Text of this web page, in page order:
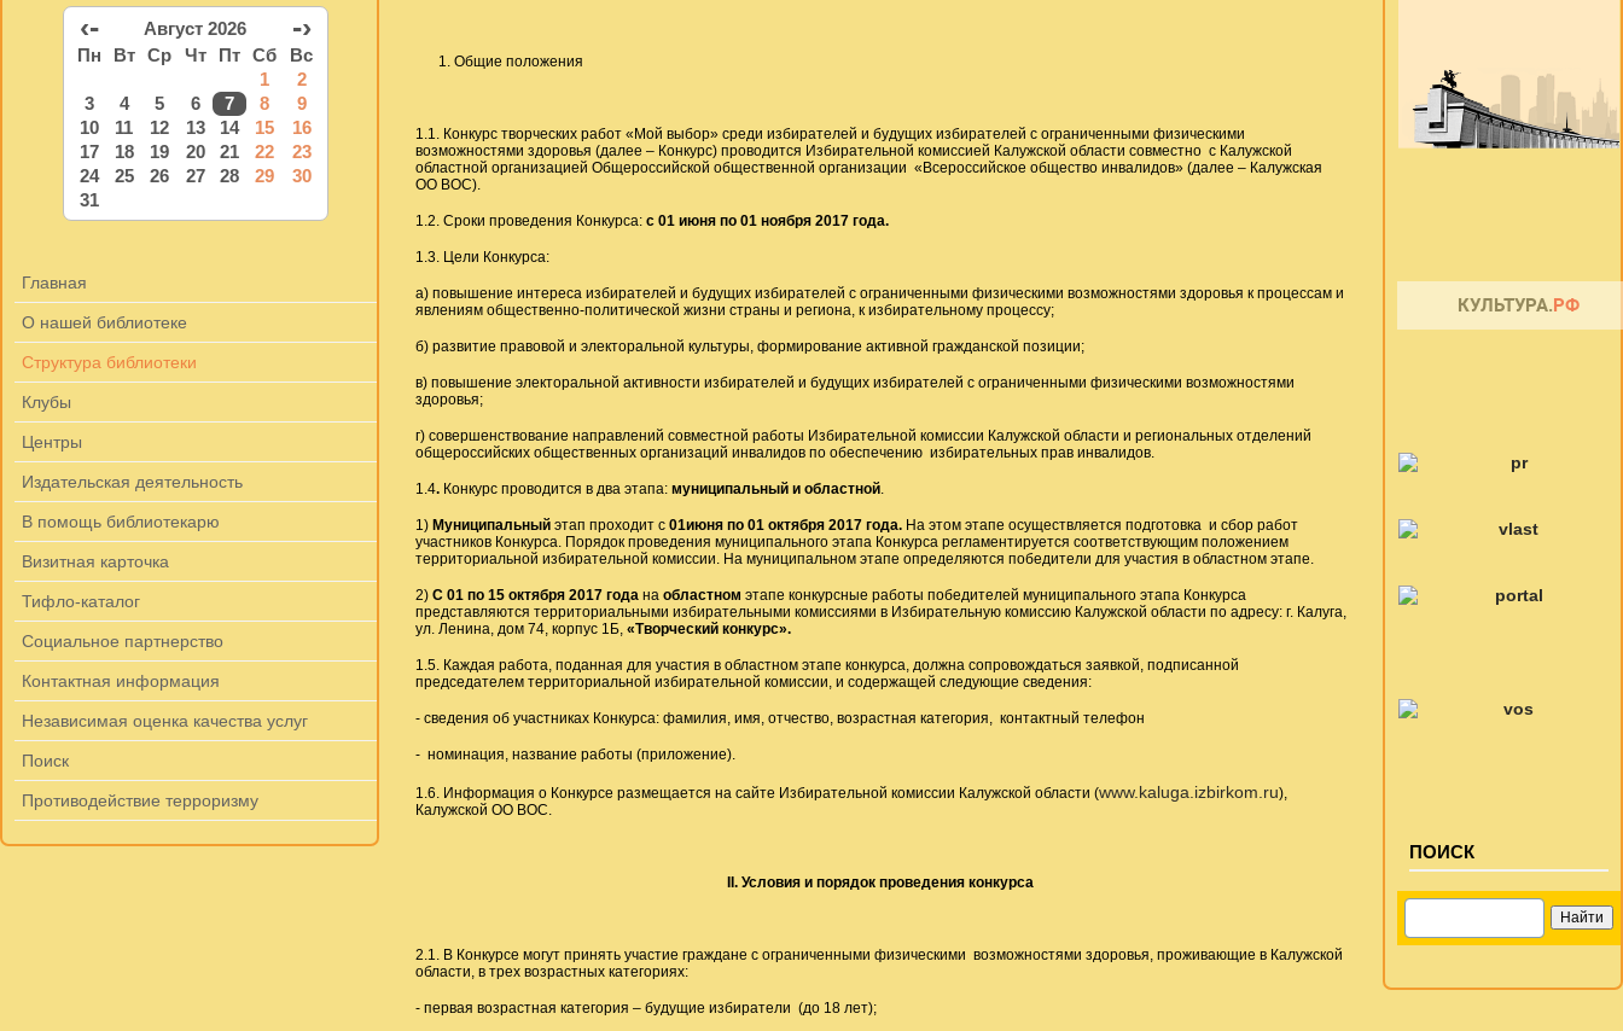
‹- Август 2026 -›
Пн Вт Ср Чт Пт Сб
Вс
1
2
3
4 5 6 7 8
9
10
11 12 13 14 15
16
17
18 19 20 21 22
23
24
25 26 27 28 29
30
31
Главная
О нашей библиотеке
Структура библиотеки
Клубы
Центры
Издательская деятельность
В помощь библиотекарю
Визитная карточка
Тифло-каталог
Социальное партнерство
Контактная информация
Независимая оценка качества услуг
Поиск
Противодействие терроризму
Общие положения
1.1. Конкурс творческих работ «Мой выбор» среди избирателей и будущих избирателей с ограниченными физическими
возможностями здоровья (далее – Конкурс) проводится Избирательной комиссией Калужской области совместно с Калужской
областной организацией Общероссийской общественной организации «Всероссийское общество инвалидов» (далее – Калужская
ОО ВОС).
1.2. Сроки проведения Конкурса: с 01 июня по 01 ноября 2017 года.
1.3. Цели Конкурса:
а) повышение интереса избирателей и будущих избирателей с ограниченными физическими возможностями здоровья к процессам и
явлениям общественно-политической жизни страны и региона, к избирательному процессу;
б) развитие правовой и электоральной культуры, формирование активной гражданской позиции;
в) повышение электоральной активности избирателей и будущих избирателей с ограниченными физическими возможностями
здоровья;
г) совершенствование направлений совместной работы Избирательной комиссии Калужской области и региональных отделений
общероссийских общественных организаций инвалидов по обеспечению избирательных прав инвалидов.
1.4. Конкурс проводится в два этапа: муниципальный и областной.
1)Муниципальныйэтап проходит с 01июня по 01 октября 2017 года.На этом этапе осуществляется подготовка и сбор работ
участников Конкурса. Порядок проведения муниципального этапа Конкурса регламентируется соответствующим положением
территориальной избирательной комиссии. На муниципальном этапе определяются победители для участия в областном этапе.
2) С 01 по 15 октября 2017 годана областном этапе конкурсные работы победителей муниципального этапа Конкурса
представляются территориальными избирательными комиссиями в Избирательную комиссию Калужской области по адресу: г. Калуга,
ул. Ленина, дом 74, корпус 1Б, «Творческий конкурс».
1.5. Каждая работа, поданная для участия в областном этапе конкурса, должна сопровождаться заявкой, подписанной
председателем территориальной избирательной комиссии, и содержащей следующие сведения:
- сведения об участниках Конкурса: фамилия, имя, отчество, возрастная категория, контактный телефон
- номинация, название работы (приложение).
1.6. Информация о Конкурсе размещается на сайте Избирательной комиссии Калужской области (www.kaluga.izbirkom.ru),
Калужской ОО ВОС.
II. Условия и порядок проведения конкурса
2.1. В Конкурсе могут принять участие граждане с ограниченными физическими возможностями здоровья, проживающие в Калужской
области, в трех возрастных категориях:
- первая возрастная категория – будущие избиратели (до 18 лет);
ПОИСК